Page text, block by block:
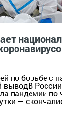
по борьбе с
выводВ
пандемии по
—